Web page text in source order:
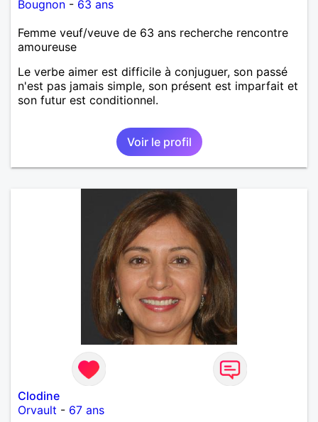
Bougnon - 63 ans
Femme veuf/veuve de 63 ans recherche rencontre
amoureuse
Le verbe aimer est difficile à conjuguer, son passé
n'est pas jamais simple, son présent est imparfait et
son futur est conditionnel.
Voir le profil
Clodine
Orvault - 67 ans